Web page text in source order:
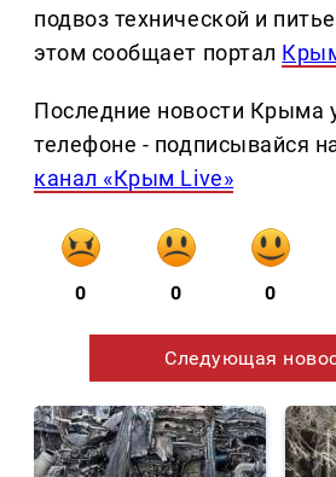
подвоз технической и
этом сообщает портал
Последние новости Крыма
телефоне - подписывайся
канал «Крым Live»
0 0 0
Следующая